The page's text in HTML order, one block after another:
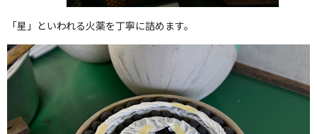
「星」といわれる火薬を丁寧に詰めます。